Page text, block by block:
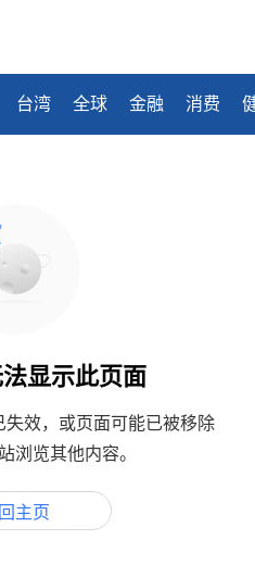
台湾 全球 金融 消费
显示此页面
效，或页面可能已被移除
浏览其他内容。
主页